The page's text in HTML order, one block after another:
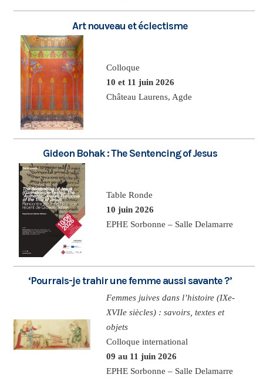
Art nouveau et éclectisme
Colloque
10 et 11 juin 2026
Château Laurens, Agde
Gideon Bohak : The Sentencing of Jesus
Table Ronde
10 juin 2026
EPHE Sorbonne – Salle Delamarre
‘Pourrais-je trahir une femme aussi savante ?’
Femmes juives dans l’histoire (IXe-
XVIIe siècles) : savoirs, textes et
objets
Colloque international
09 au 11 juin 2026
EPHE Sorbonne – Salle Delamarre